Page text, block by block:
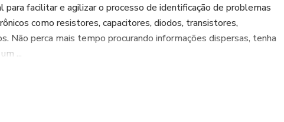
para facilitar e agilizar o processo de identificação de problemas
como resistores, capacitores, diodos, transistores,
Não perca mais tempo procurando informações dispersas, tenha
...